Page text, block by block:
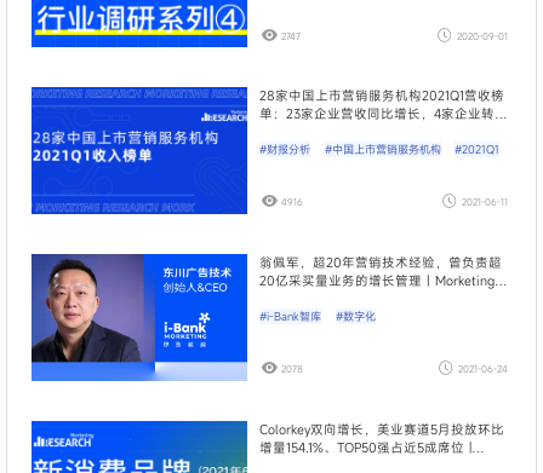
2747 2020-09-01
28家中国上市营销服务机构2021Q1营收榜
单：23家企业营收同比增长，4家企业转型
#财报分析 #中国上市营销服务机构 #2021Q1
4916 2021-06-11
翁佩军，超20年营销技术经验，曾负责超
20亿采买量业务的增长管理｜Morketing i-
#i-Bank智库 #数字化
2078 2021-06-24
Colorkey双向增长，美业赛道5月投放环比
增量154.1%、TOP50强占近5成席位 |